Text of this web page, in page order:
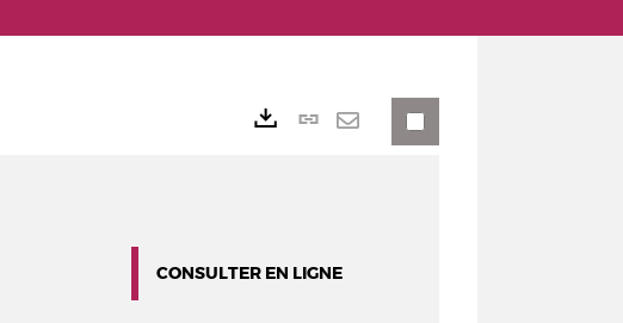
Lien
CONSULTER EN LIGNE